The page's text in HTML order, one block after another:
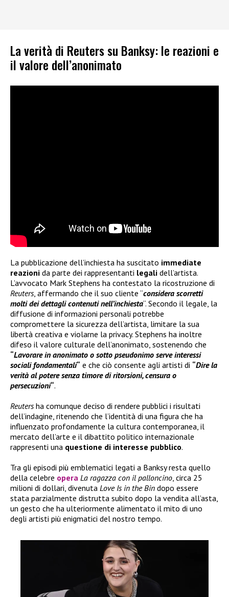
La verità di Reuters su Banksy: le reazioni e
il valore dell’anonimato
La pubblicazione dell’inchiesta ha suscitato immediate
reazioni da parte dei rappresentanti legali dell’artista.
L’avvocato Mark Stephens ha contestato la ricostruzione di
Reuters, affermando che il suo cliente “considera scorretti
molti dei dettagli contenuti nell’inchiesta“. Secondo il legale, la
diffusione di informazioni personali potrebbe
compromettere la sicurezza dell’artista, limitare la sua
libertà creativa e violarne la privacy. Stephens ha inoltre
difeso il valore culturale dell’anonimato, sostenendo che
“Lavorare in anonimato o sotto pseudonimo serve interessi
sociali fondamentali“ e che ciò consente agli artisti di “Dire la
verità al potere senza timore di ritorsioni, censura o
persecuzioni“.
Reutersha comunque deciso di rendere pubblici i risultati
dell’indagine, ritenendo che l’identità di una figura che ha
influenzato profondamente la cultura contemporanea, il
mercato dell’arte e il dibattito politico internazionale
rappresenti una questione di interesse pubblico.
Tra gli episodi più emblematici legati a Banksy resta quello
della celebre opera La ragazza con il palloncino , circa 25
milioni di dollari, divenuta Love Is in the Bin dopo essere
stata parzialmente distrutta subito dopo la vendita all’asta,
un gesto che ha ulteriormente alimentato il mito di uno
degli artisti più enigmatici del nostro tempo.